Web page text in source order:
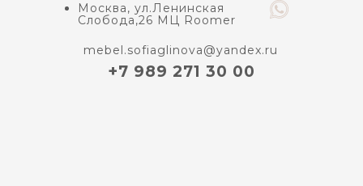
Москва, ул.Ленинская
Слобода,26 МЦ Roomer
+7 989 271 30 00
mebel.sofiaglinova@yandex.ru